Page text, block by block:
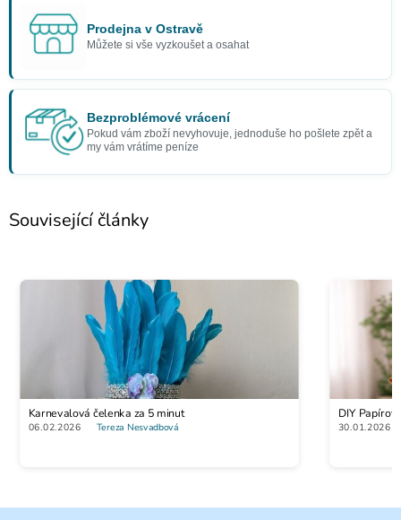
Prodejna v Ostravě
Můžete si vše vyzkoušet a osahat
Bezproblémové vrácení
Pokud vám zboží nevyhovuje, jednoduše ho pošlete zpět a
my vám vrátíme peníze
Související články
Karnevalová čelenka za 5 minut
06.02.2026 Tereza Nesvadbová
DIY
30.01.2026